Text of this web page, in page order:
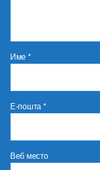
Име*
Е-пошта*
Веб место